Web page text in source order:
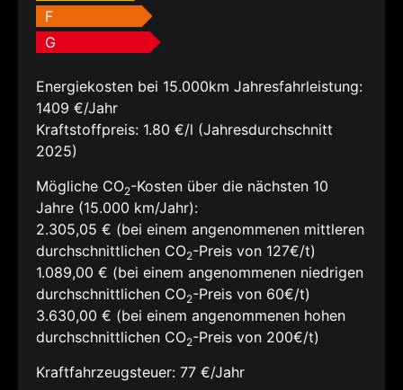
F
G
Energiekosten bei 15.000km Jahresfahrleistung:
1409 €/Jahr
Kraftstoffpreis: 1.80 €/l (Jahresdurchschnitt
2025)
Mögliche CO2-Kosten über die nächsten 10
Jahre (15.000 km/Jahr):
2.305,05 € (bei einem angenommenen mittleren
durchschnittlichen CO2-Preis von 127€/t)
1.089,00 € (bei einem angenommenen niedrigen
durchschnittlichen CO2-Preis von 60€/t)
3.630,00 € (bei einem angenommenen hohen
durchschnittlichen CO2-Preis von 200€/t)
Kraftfahrzeugsteuer: 77 €/Jahr